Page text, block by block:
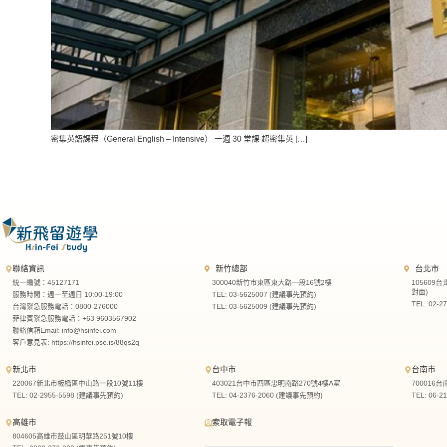
密集英語課程（General English – Intensive） 一週 30 堂課 超密集英 […]
聯絡資訊
統一編號：45127171
服務時間：週一至週日 10:00-19:00
台灣緊急服務電話：0800-276000
菲律賓緊急服務電話：+63 9603567902
聯絡信箱Email: info@hsinfei.com
客戶意見表: https://hsinfei.pse.is/88qs2q
新竹總部
300040新竹市東區東大路一段16號2樓
TEL: 03-5625007 (建議事先預約)
TEL: 03-5625009 (建議事先預約)
台北市
105609台
對面)
TEL: 02-
新北市
220067新北市板橋區中山路一段10號11樓
TEL: 02-2955-5598 (建議事先預約)
台中市
403021台中市西區忠明南路270號4樓A室
TEL: 04-2376-2060 (建議事先預約)
台南市
700016台
TEL: 06-
高雄市
804605高雄市鼓山區明華路251號10樓
索取電子報